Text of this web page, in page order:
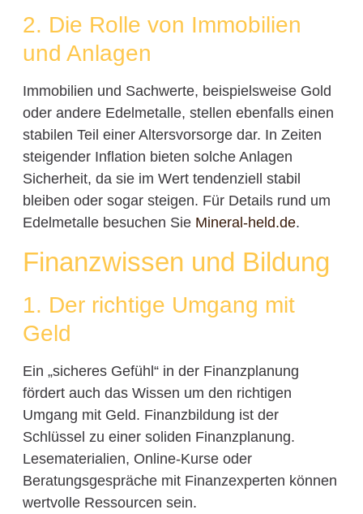
2. Die Rolle von Immobilien
und Anlagen
Immobilien und Sachwerte, beispielsweise Gold
oder andere Edelmetalle, stellen ebenfalls einen
stabilen Teil einer Altersvorsorge dar. In Zeiten
steigender Inflation bieten solche Anlagen
Sicherheit, da sie im Wert tendenziell stabil
bleiben oder sogar steigen. Für Details rund um
Edelmetalle besuchen Sie Mineral-held.de.
Finanzwissen und Bildung
1. Der richtige Umgang mit
Geld
Ein „sicheres Gefühl“ in der Finanzplanung
fördert auch das Wissen um den richtigen
Umgang mit Geld. Finanzbildung ist der
Schlüssel zu einer soliden Finanzplanung.
Lesematerialien, Online-Kurse oder
Beratungsgespräche mit Finanzexperten können
wertvolle Ressourcen sein.